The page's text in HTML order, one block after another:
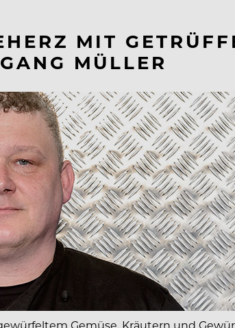
MIT
MÜLLER